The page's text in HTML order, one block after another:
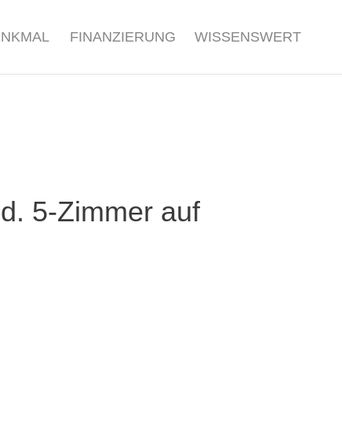
FINANZIERUNG WISSENSWERT
5-Zimmer auf